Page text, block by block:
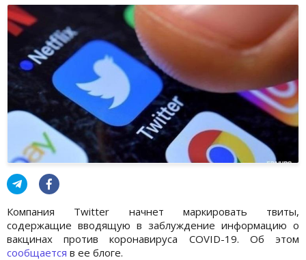
Компания Twitter начнет маркировать твиты,
содержащие вводящую в заблуждение информацию о
вакцинах против коронавируса COVID-19. Об этом
сообщается в ее блоге.